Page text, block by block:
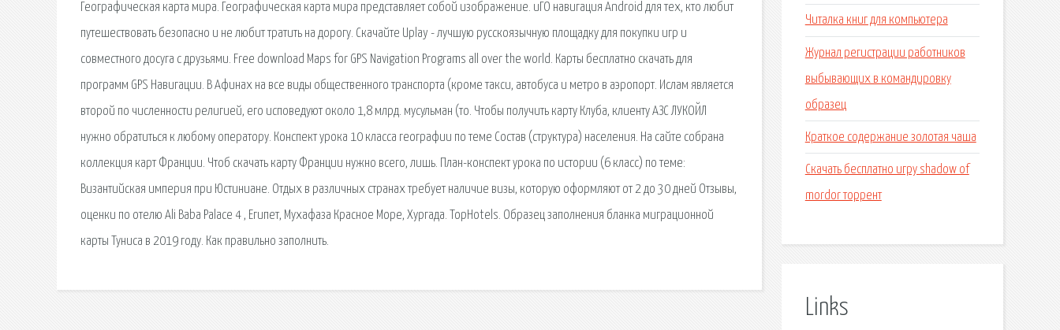
Географическая карта мира. Географическая карта мира представляет собой изображение. иГО навигация Android для тех, кто любит
путешествовать безопасно и не любит тратить на дорогу. Скачайте Uplay - лучшую русскоязычную площадку для покупки игр и
совместного досуга с друзьями. Free download Maps for GPS Navigation Programs all over the world. Карты бесплатно скачать для
программ GPS Навигации. В Афинах на все виды общественного транспорта (кроме такси, автобуса и метро в аэропорт. Ислам является
второй по численности религией, его исповедуют около 1,8 млрд. мусульман (то. Чтобы получить карту Клуба, клиенту АЗС ЛУКОЙЛ
нужно обратиться к любому оператору. Конспект урока 10 класса географии по теме Состав (структура) населения. На сайте собрана
коллекция карт Франции. Чтоб скачать карту Франции нужно всего, лишь. План-конспект урока по истории (6 класс) по теме:
Византийская империя при Юстиниане. Отдых в различных странах требует наличие визы, которую оформляют от 2 до 30 дней Отзывы,
оценки по отелю Ali Baba Palace 4 , Египет, Мухафаза Красное Море, Хургада. TopHotels. Образец заполнения бланка миграционной
карты Туниса в 2019 году. Как правильно заполнить.
Читалка книг для компьютера
Журнал регистрации работников
выбывающих в командировку
образец
Краткое содержание золотая чаша
Скачать бесплатно игру shadow of
mordor торрент
Links